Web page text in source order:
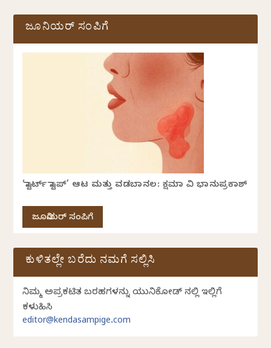
ಜೂನಿಯರ್ ಸಂಪಿಗೆ
‘ಸ್ಟಾರ್ಟ್ ಸ್ಟಾಪ್’ ಆಟ ಮತ್ತು ವಡಬಾನಲ: ಕ್ಷಮಾ ವಿ ಭಾನುಪ್ರಕಾಶ್
ಜೂನಿಯರ್ ಸಂಪಿಗೆ
ಕುಳಿತಲ್ಲೇ ಬರೆದು ನಮಗೆ ಸಲ್ಲಿಸಿ
ನಿಮ್ಮ ಅಪ್ರಕಟಿತ ಬರಹಗಳನ್ನು ಯುನಿಕೋಡ್ ನಲ್ಲಿ ಇಲ್ಲಿಗೆ
ಕಳುಹಿಸಿ
editor@kendasampige.com